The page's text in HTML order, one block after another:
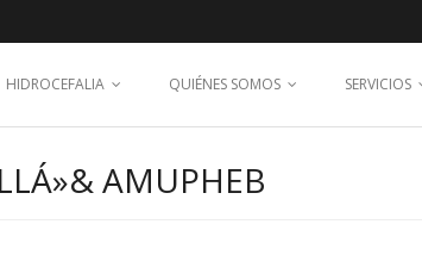
HIDROCEFALIA QUIÉNES SOMOS SERVICIOS
AMUPHEB